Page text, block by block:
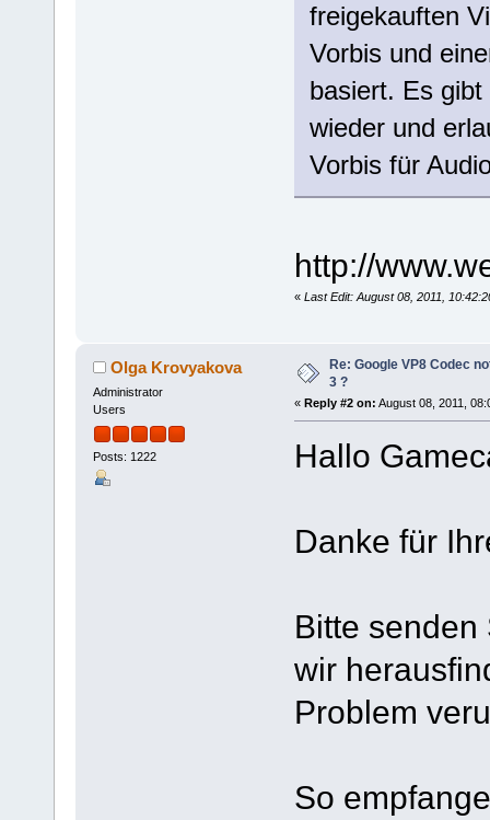
freigekauften
Vorbis und
basiert. Es
wieder und
Vorbis für
http://
« Last Edit: August 08, 2011,
Olga Krovyakova
Administrator
Users
Posts: 1222
Re: Google VP8 Codec
3 ?
« Reply #2 on: August 08, 2011,
Hallo
Danke für
Bitte
wir
Problem
So